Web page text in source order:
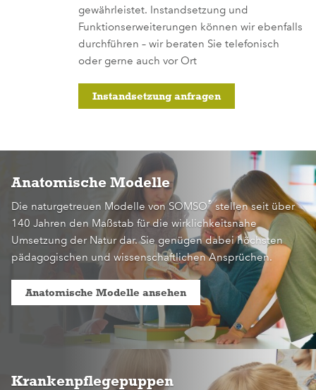
gewährleistet. Instandsetzung und
Funktionserweiterungen können wir ebenfalls
durchführen – wir beraten Sie telefonisch
oder gerne auch vor Ort
Instandsetzung anfragen
Anatomische Modelle
Die naturgetreuen Modelle von SOMSO®stellen seit über
140 Jahren den Maßstab für die wirklichkeitsnahe
Umsetzung der Natur dar. Sie genügen dabei höchsten
pädagogischen und wissenschaftlichen Ansprüchen.
Anatomische Modelle ansehen
Krankenpflegepuppen